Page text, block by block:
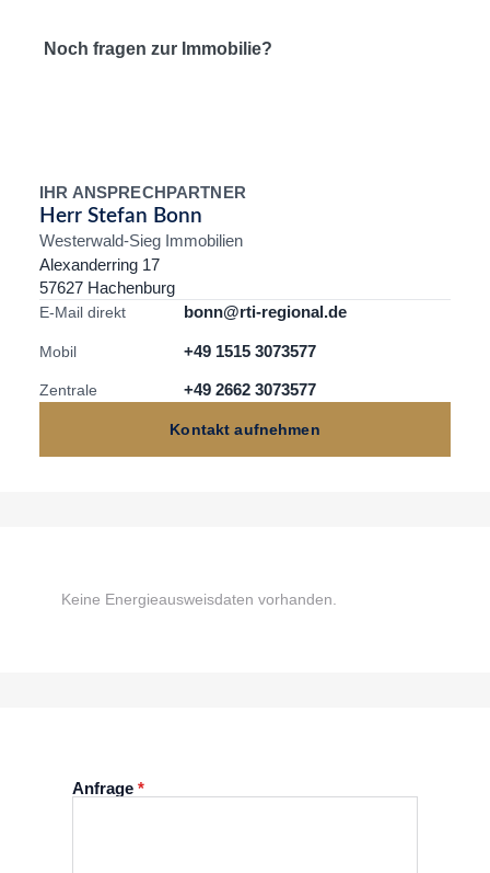
Noch fragen zur Immobilie?
IHR ANSPRECHPARTNER
Herr Stefan Bonn
Westerwald-Sieg Immobilien
Alexanderring 17
57627 Hachenburg
E-Mail direkt bonn@rti-regional.de
Mobil +49 1515 3073577
Zentrale +49 2662 3073577
Kontakt aufnehmen
Keine Energieausweisdaten vorhanden.
Anfrage *